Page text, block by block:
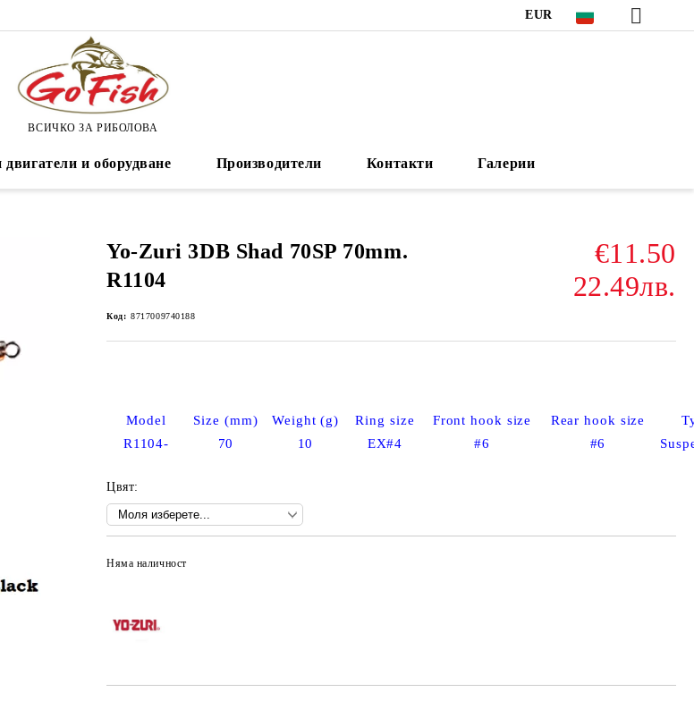
EUR
ВСИЧКО ЗА РИБОЛОВА
и оборудване Производители Контакти Галерии
Yo-Zuri 3DB Shad 70SP 70mm.
R1104
€11.50
22.49лв.
Код: 8717009740188
Model Size (mm) Weight (g) Ring size Front hook size Rear hook size
R1104-
70 10 EX#4 #6 #6
Цвят:
Няма наличност